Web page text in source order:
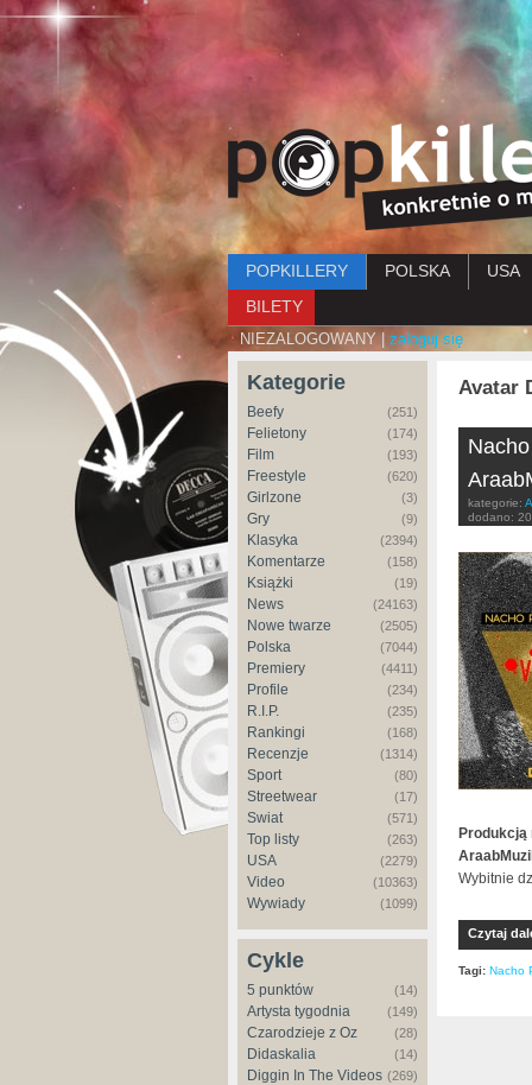
Menu główne
POPKILLERY POLSKA
USA
BILETY
NIEZALOGOWANY | zaloguj się
Kategorie
Beefy (251)
Felietony (174)
Film (193)
Freestyle (620)
Girlzone (3)
Gry (9)
Klasyka (2394)
Komentarze (158)
Książki (19)
News (24163)
Nowe twarze (2505)
Polska (7044)
Premiery (4411)
Profile (234)
R.I.P. (235)
Rankingi (168)
Recenzje (1314)
Sport (80)
Streetwear (17)
Świat (571)
Top listy (263)
USA (2279)
Video (10363)
Wywiady (1099)
Cykle
5 punktów (14)
Artysta tygodnia (149)
Czarodzieje z Oz (28)
Didaskalia (14)
Diggin In The Videos (269)
Avatar
kategorie:
dodano:
Produkcją
Wybitnie
Czytaj
Tagi: Nacho